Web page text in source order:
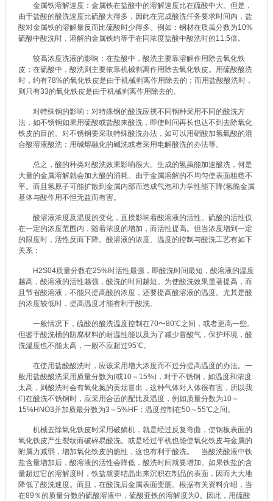
金属铁溶解速度：金属铁在盐酸中的溶解速度比在硫酸中大。但是，
由于盐酸的酸洗速度比硫酸大得多，因此在完成酸洗仟务要求时间内，盐
酸对金属铁的溶解量反而比硫酸时少得多。例如：钢材在质虽分数为10%
硫酸中酸洗时，溶解的金属铁约等于在同浓度盐酸中酸洗时的11.5倍。
较高浓度洗液的影响：在盐酸中，酸洗主要靠溶解作用除去氧化铁
皮；在硫酸中，酸洗则主要依靠机械剥离作用除去氧化铁皮。用硫酸酸洗
时，约有78%的氧化铁皮是由于机械剥离作用除去的；而用盐酸酸洗时，
则只有33的氧化铁皮是由于机械剥离作用除去的。
对特殊钢的影响：对特殊钢的酸洗应视不同钢种采用不同的酸洗方
法，如不锈钢如果用硫酸或盐酸来酸洗，即使时间再长也达不到去除氧化
铁皮的目的。对不锈钢要采取特殊酸洗办法，如可以用硝酸加氢氣酸的混
合酸溶液酸洗；用碱熔融化的碱洗或者采用电解酸洗的办法等。
总之，酸的种类对酸洗效果影响很大。生成的氢虽能加速酸冼，何是
大量的金属溶解就会加大酸的消耗。由于金属溶解的不均匀使表面粗糙不
平。而且氢原子可能扩散到金属内部而造成气泡和力学性能下降(氢脆金属
基体与酸作用不怛无益而有害。
酸溶液浓度及温度的变化，直接影响着酸溶液的活性。硫酸的活性仅
在一定的浓度范围内，随着浓度的增加，而活性提高。但当浓度增到一定
的限度时，活性反而下降。酸溶液的浓度、温度的控制与酸洗工艺有如下
关系：
H2S04质量分数在25%时活性最强，即酸洗时间最短，酸溶液的温度
越高，酸溶液的活性越强，酸洗的时间越短。为使酸洗效果显著提高，而
且节省酸溶液，不能只提高酸的浓度，还要提高酸溶液的温度。尤其是酸
的浓度较低时，提高温度才能有利于酸洗。
一般情况下，硫酸的酸洗温度控制在70〜80℃之间，或者更高一些。
但鉴于酸洗槽的防腐材料的耐温性能以及为了减少冒酸气，保护环境，酸
洗溫度也不能太高，一般不应超过95℃。
在使用盐酸酸洗时，应该采用增大浓度而不过分提高温度的办法。一
般用盐酸酸洗采用质量分数为(或10～15%)，对于不锈钢，如温度和浓度
太高，则酸洗时会有氧化氮的黄烟冒出，这种气体对人体很有害，所以我
们在酸洗不锈钢时，应采用合适的配比及温度，例如质量分数为10～
15%HNO3并加质最分数为3～5%HF；温度控制在50～55℃之间。
机械去除氣化铁皮时采用破鳞机，就是经过反复弯曲，使钢板表面的
氧化铁皮产生裂纹而破碎易酸冼。或是经过平机也能使氧化铁皮与金属的
附属力减弱，增加氧化铁皮的脆性，这也有利于酸洗。 当酸洗酸液中铁
盐含量增加后，酸溶液的活性会降低，酸洗时间就要增加。如果铁盐的含
量超过它的溶解度时，铁盐就要结晶出来沉积在制品的表面，因而大大地
降低了酸洗速度。而且，在酸洗后金属表面变脏。根据有关资料介绍，当
在89％的质量分数的硫酸溶液中，硫酸亚铁的溶解度为0。因此，用硫酸